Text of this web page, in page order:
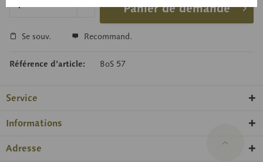
Panier de demande
Se souv. Recommand.
Référence d’article: BoS 57
Service
Informations
Adresse